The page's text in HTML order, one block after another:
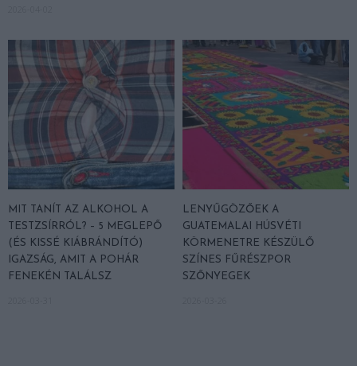
MIT TANÍT AZ ALKOHOL A
TESTZSÍRRÓL? – 5 MEGLEPŐ
(ÉS KISSÉ KIÁBRÁNDÍTÓ)
IGAZSÁG, AMIT A POHÁR
FENEKÉN TALÁLSZ
LENYŰGÖZŐEK A
GUATEMALAI HÚSVÉTI
KÖRMENETRE KÉSZÜLŐ
SZÍNES FŰRÉSZPOR
SZŐNYEGEK